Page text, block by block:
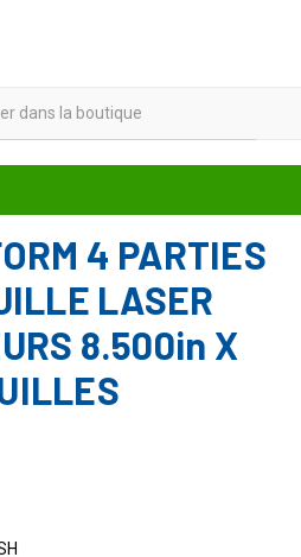
4 PARTIES
LASER
8.500in X